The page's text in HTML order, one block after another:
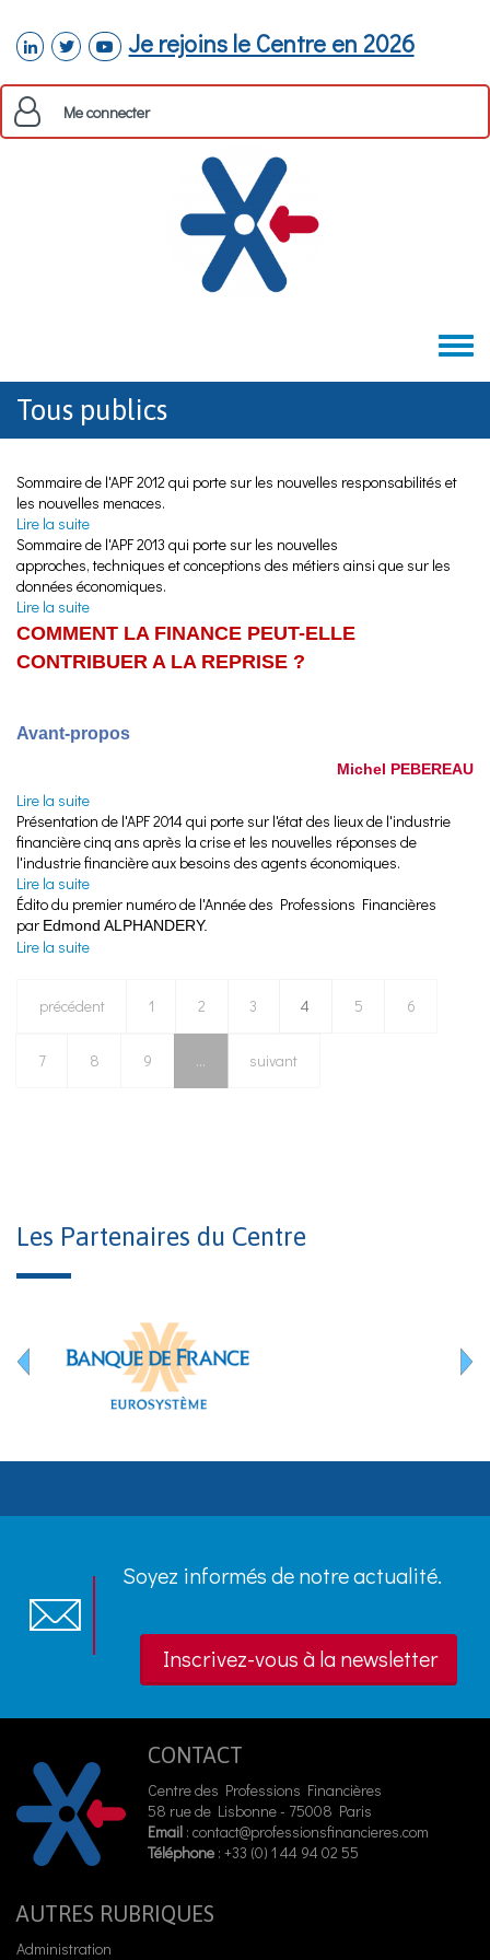
linkedintwitteryoutube
Je rejoins le Centre en 2026
Me connecter
Toggle
Tous publics
Sommaire de l'APF 2012 qui porte sur les nouvelles responsabilités et
les nouvelles menaces.
Lire la suite
Sommaire de l'APF 2013 qui porte sur les nouvelles
approches, techniques et conceptions des métiers ainsi que sur les
données économiques.
Lire la suite
COMMENT LA FINANCE PEUT-ELLE
CONTRIBUER A LA REPRISE ?
Avant-propos
Michel PEBEREAU
Lire la suite
Présentation de l'APF 2014 qui porte sur l'état des lieux de l'industrie
financière cinq ans après la crise et les nouvelles réponses de
l'industrie financière aux besoins des agents économiques.
Lire la suite
Édito du premier numéro de l'Année des Professions Financières
par Edmond ALPHANDERY.
Lire la suite
précédent 1 2 3 4 5 6
7 8 9 … suivant
Les Partenaires du Centre
Soyez informés de notre actualité.
Inscrivez-vous à la newsletter
CONTACT
Centre des Professions Financières
58 rue de Lisbonne - 75008 Paris
Email : contact@professionsfinancieres.com
Téléphone : +33 (0) 1 44 94 02 55
AUTRES RUBRIQUES
Administration